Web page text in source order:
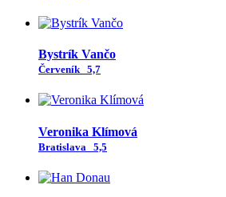
Bystrík Vančo
Červeník 5,7
Veronika Klímová
Bratislava 5,5